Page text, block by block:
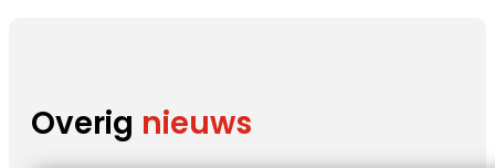
Overig nieuws